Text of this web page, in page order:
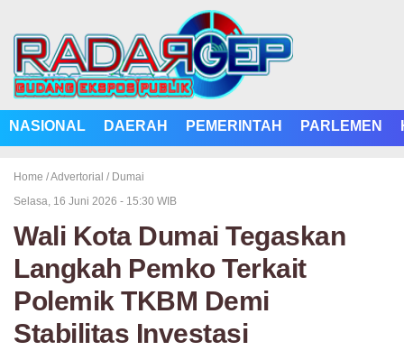
NASIONAL DAERAH PEMERINTAH PARLEMEN
Home /Advertorial / Dumai
Selasa, 16 Juni 2026 - 15:30 WIB
Wali Kota Dumai Tegaskan
Langkah Pemko Terkait
Polemik TKBM Demi
Stabilitas Investasi